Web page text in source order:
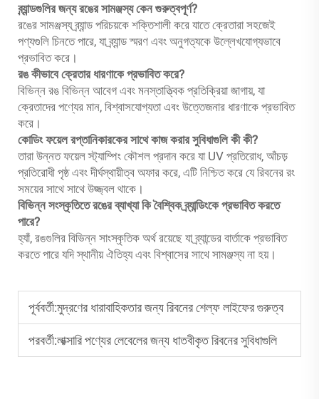
ব্র্যান্ডগুলির জন্য রঙের সামঞ্জস্য কেন গুরুত্বপূর্ণ?
রঙের সামঞ্জস্য ব্র্যান্ড পরিচয়কে শক্তিশালী করে যাতে ক্রেতারা সহজেই
পণ্যগুলি চিনতে পারে, যা ব্র্যান্ড স্মরণ এবং অনুগত্যকে উল্লেখযোগ্যভাবে
প্রভাবিত করে।
রঙ কীভাবে ক্রেতার ধারণাকে প্রভাবিত করে?
বিভিন্ন রঙ বিভিন্ন আবেগ এবং মনস্তাত্ত্বিক প্রতিক্রিয়া জাগায়, যা
ক্রেতাদের পণ্যের মান, বিশ্বাসযোগ্যতা এবং উত্তেজনার ধারণাকে প্রভাবিত
করে।
কোডিং ফয়েল রপ্তানিকারকের সাথে কাজ করার সুবিধাগুলি কী কী?
তারা উন্নত ফয়েল স্ট্যাম্পিং কৌশল প্রদান করে যা UV প্রতিরোধ, আঁচড়
প্রতিরোধী পৃষ্ঠ এবং দীর্ঘস্থায়ীত্ব অফার করে, এটি নিশ্চিত করে যে রিবনের রং
সময়ের সাথে সাথে উজ্জ্বল থাকে।
বিভিন্ন সংস্কৃতিতে রঙের ব্যাখ্যা কি বৈশ্বিক ব্র্যান্ডিংকে প্রভাবিত করতে
পারে?
হ্যাঁ, রঙগুলির বিভিন্ন সাংস্কৃতিক অর্থ রয়েছে যা ব্র্যান্ডের বার্তাকে প্রভাবিত
করতে পারে যদি স্থানীয় ঐতিহ্য এবং বিশ্বাসের সাথে সামঞ্জস্য না হয়।
পূর্ববর্তী:মুদ্রণের ধারাবাহিকতার জন্য রিবনের শেল্ফ লাইফের গুরুত্ব
পরবর্তী:লাক্সারি পণ্যের লেবেলের জন্য ধাতবীকৃত রিবনের সুবিধাগুলি